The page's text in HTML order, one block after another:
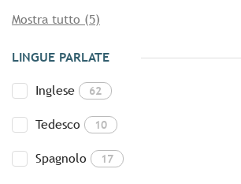
Mostra tutto (5)
LINGUE PARLATE
Inglese 62
Tedesco 10
Spagnolo 17